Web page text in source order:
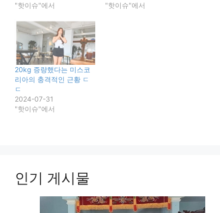
"핫이슈"에서
"핫이슈"에서
20kg 증량했다는 미스코
리아의 충격적인 근황 ㄷ
ㄷ
2024-07-31
"핫이슈"에서
인기 게시물